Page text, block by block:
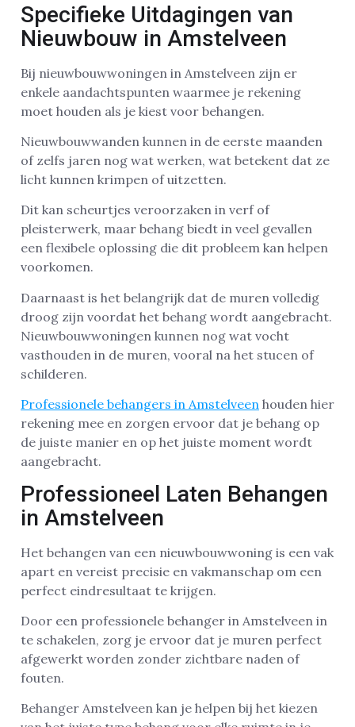
Specifieke Uitdagingen van
Nieuwbouw in Amstelveen
Bij nieuwbouwwoningen in Amstelveen zijn er
enkele aandachtspunten waarmee je rekening
moet houden als je kiest voor behangen.
Nieuwbouwwanden kunnen in de eerste maanden
of zelfs jaren nog wat werken, wat betekent dat ze
licht kunnen krimpen of uitzetten.
Dit kan scheurtjes veroorzaken in verf of
pleisterwerk, maar behang biedt in veel gevallen
een flexibele oplossing die dit probleem kan helpen
voorkomen.
Daarnaast is het belangrijk dat de muren volledig
droog zijn voordat het behang wordt aangebracht.
Nieuwbouwwoningen kunnen nog wat vocht
vasthouden in de muren, vooral na het stucen of
schilderen.
Professionele behangers in Amstelveen houden hier
rekening mee en zorgen ervoor dat je behang op
de juiste manier en op het juiste moment wordt
aangebracht.
Professioneel Laten Behangen
in Amstelveen
Het behangen van een nieuwbouwwoning is een vak
apart en vereist precisie en vakmanschap om een
perfect eindresultaat te krijgen.
Door een professionele behanger in Amstelveen in
te schakelen, zorg je ervoor dat je muren perfect
afgewerkt worden zonder zichtbare naden of
fouten.
Behanger Amstelveen kan je helpen bij het kiezen